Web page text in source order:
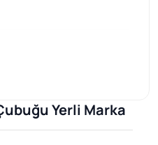
Yerli Marka